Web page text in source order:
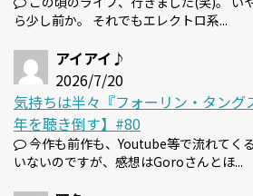
ら少し前か。 それでもエレクトロ系...
アイアイ♪
2026/7/20
気持ちは半々『フォーリン・タング
年を聴き倒す】#80
今作も前作も、Youtube等で流れてく
いないのですが、感想はGoroさんとほ...